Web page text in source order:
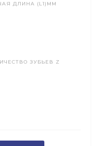
ДЛИНА (L1)ММ
ЗУБЬЕВ Z